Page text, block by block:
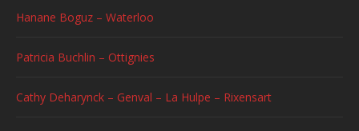
Hanane Boguz – Waterloo
Patricia Buchlin – Ottignies
Cathy Deharynck – Genval – La Hulpe – Rixensart